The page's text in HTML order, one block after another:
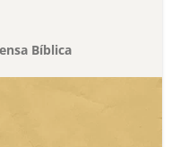
Bíblica